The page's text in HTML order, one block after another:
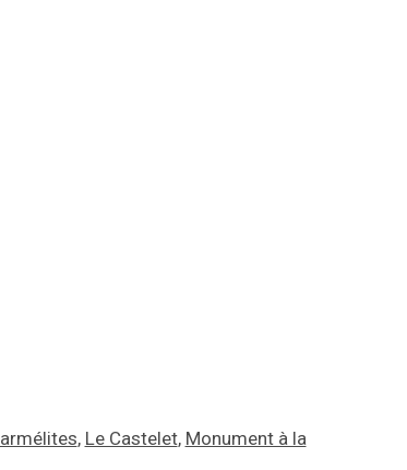
, Le Castelet, Monument à la